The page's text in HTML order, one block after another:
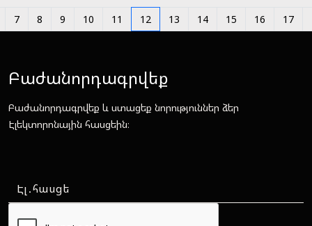
7 8 9 10 11 12 13 14 15 16 17
Բաժանորդագրվեք
Բաժանորդագրվեք և ստացեք նորություններ ձեր
Էլեկտորոնային հասցեին։